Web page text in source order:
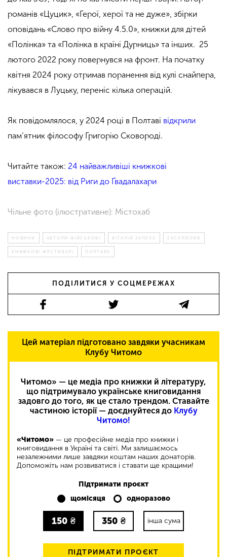
романів «Цуцик», «Герої, херої та не дуже», збірки
оповідань «Слово про війну 4.5.0», книжки для дітей
«Полінка» та «Полінка в країні Дурниць» та інших. 25
лютого 2022 року повернувся на фронт. На початку
квітня 2024 року отримав поранення від кулі снайпера,
лікувався в Луцьку, переніс кілька операцій.
Як повідомлялося, у 2024 році в Полтаві відкрили
пам’ятник філософу Григорію Сковороді.
Читайте також: 24 найважливіші книжкові
виставки-2025: від Риги до Ґвадалахари
Чільне фото (ілюстративне): Містохаб
НОВИНИ АВТОРИ-ВІЙСЬКОВІ ВІТАЛІЙ ЗАПЕКА ЕКСКЛЮЗИВ
КНИЖКОВІ ФЕСТИВАЛІ ПОЛТАВА
ПОДІЛИТИСЯ У СОЦМЕРЕЖАХ
Цей матеріал підготовано завдяки учасникам
Клубу Читомо
Читомо» — це медіа про книжки й літературу,
що підтримувало українське книговидання
задовго до того, як це стало трендом. Ставайте
частиною історії — доєднуйтеся до Клубу
Читомо!
«Читомо» — це професійне медіа про книжки і
книговидання в Україні та світі. Ми залишаємось
незалежними лише завдяки коштам наших донаторів.
Допоможіть нам розвиватися і ставати ще кращими!
Підтримати проєкт
щомісяця
одноразово
150 ₴ 350 ₴ інша сума
ПІДТРИМАТИ ПРОЄКТ